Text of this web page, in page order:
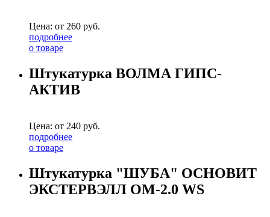
Цена: от 260 руб.
подробнее
о товаре
Штукатурка ВОЛМА ГИПС-
АКТИВ
Цена: от 240 руб.
подробнее
о товаре
Штукатурка "ШУБА" ОСНОВИТ
ЭКСТЕРВЭЛЛ OM-2.0 WS